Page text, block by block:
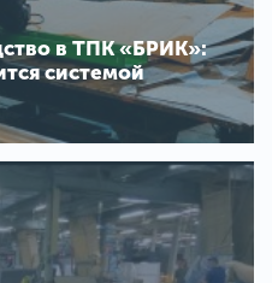
в ТПК «БРИК»:
системой